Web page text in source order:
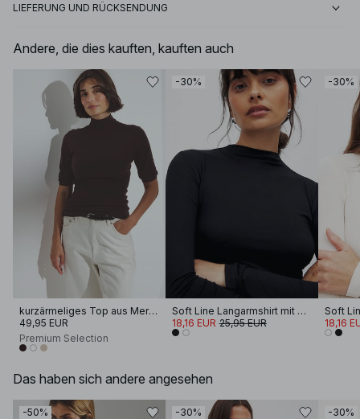
LIEFERUNG UND RÜCKSENDUNG
Andere, die dies kauften, kauften auch
kurzärmeliges Top aus Merinowolle
49,95 EUR
Premium Selection
-30%
Soft Line Langarmshirt mit Trichterhals
18,16 EUR 25,95 EUR
-30%
18,16
Das haben sich andere angesehen
-50% -30% -30%